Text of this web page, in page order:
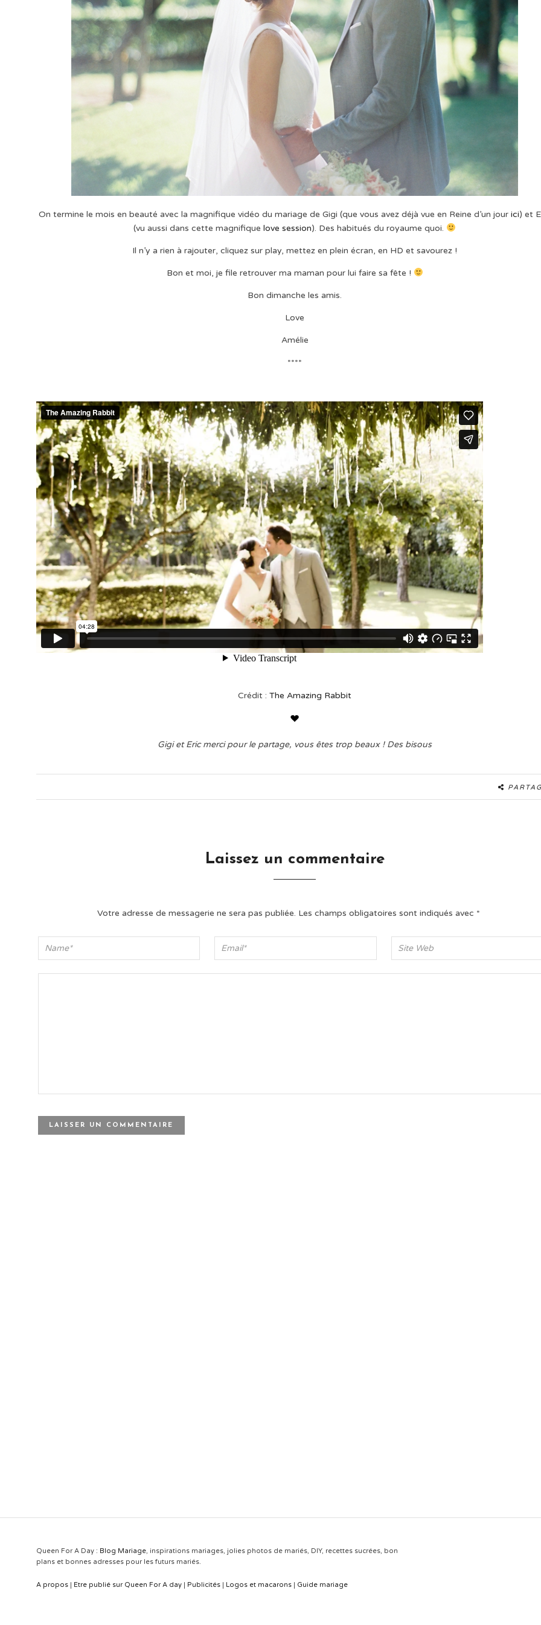
On termine le mois en beauté avec la magnifique vidéo du mariage de Gigi (que vous avez déjà vue en Reine d’un jourici) et
(vu aussi dans cette magnifique love session). Des habitués du royaume quoi.
Il n’y a rien à rajouter, cliquez sur play, mettez en plein écran, en HD et savourez !
Bon et moi, je file retrouver ma maman pour lui faire sa fête !
Bon dimanche les amis.
Love
Amélie
****
Crédit :The Amazing Rabbit
Gigi et Eric merci pour le partage, vous êtes trop beaux ! Des bisous
Laissez un commentaire
Votre adresse de messagerie ne sera pas publiée. Les champs obligatoires sont indiqués avec *
Queen For A Day : Blog Mariage , inspirations mariages, jolies photos de mariés, DIY, recettes sucrées, bon
plans et bonnes adresses pour les futurs mariés.
A propos | Etre publié sur Queen For A day | Publicités | Logos et macarons | Guide mariage